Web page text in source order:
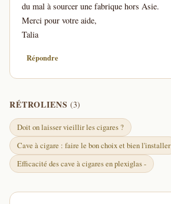
du mal à sourcer une fabrique hors Asie.
Merci pour votre aide,
Talia
Répondre
RÉTROLIENS(3)
Doit on laisser vieillir les cigares ?
Cave à cigare : faire le bon choix et bien l'installer
Efficacité des cave à cigares en plexiglas -